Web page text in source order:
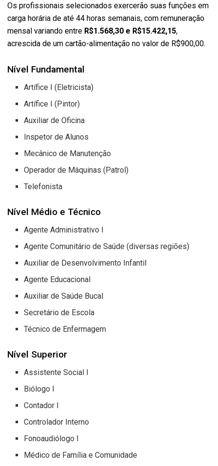
Os profissionais selecionados exercerão suas funções em
carga horária de até 44 horas semanais, com remuneração
mensal variando entre R$1.568,30 e R$15.422,15,
acrescida de um cartão-alimentação no valor de R$900,00.
Nível Fundamental
Artífice I (Eletricista)
Artífice I (Pintor)
Auxiliar de Oficina
Inspetor de Alunos
Mecânico de Manutenção
Operador de Máquinas (Patrol)
Telefonista
Nível Médio e Técnico
Agente Administrativo I
Agente Comunitário de Saúde (diversas regiões)
Auxiliar de Desenvolvimento Infantil
Agente Educacional
Auxiliar de Saúde Bucal
Secretário de Escola
Técnico de Enfermagem
Nível Superior
Assistente Social I
Biólogo I
Contador I
Controlador Interno
Fonoaudiólogo I
Médico de Família e Comunidade